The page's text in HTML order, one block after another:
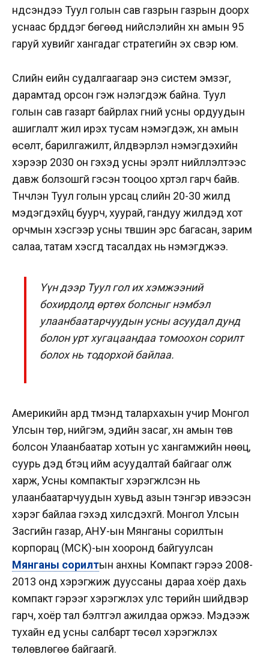
үндсэндээ Туул голын сав газрын газрын доорх
уснаас бүрддэг бөгөөд нийслэлийн хүн амын 95
гаруй хувийг хангадаг стратегийн эх үүсвэр юм.
Сүүлийн үеийн судалгаагаар энэ систем эмзэг,
дарамтад орсон гэж үнэлэгдэж байна. Туул
голын сав газарт байрлах гүний усны ордуудын
ашиглалт жил ирэх тусам нэмэгдэж, хүн амын
өсөлт, барилгажилт, үйлдвэрлэл нэмэгдэхийн
хэрээр 2030 он гэхэд усны эрэлт нийлүүлэлтээс
давж болзошгүй гэсэн тооцоо хүртэл гарч байв.
Түүнчлэн Туул голын урсац сүүлийн 20-30 жилд
мэдэгдэхүйц буурч, хуурай, гандуу жилүүдэд хот
орчмын хэсгээр усны түвшин эрс багасан, зарим
салаа, татам хэсгүүд тасалдах нь нэмэгджээ.
Үүн дээр Туул гол их хэмжээний
бохирдолд өртөх болсныг нэмбэл
улаанбаатарчуудын усны асуудал дунд
болон урт хугацаандаа томоохон сорилт
болох нь тодорхой байлаа.
Америкийн ард түмэнд талархахын учир Монгол
Улсын төр, нийгэм, эдийн засаг, хүн амын төв
болсон Улаанбаатар хотын ус хангамжийн нөөц,
суурь дэд бүтэц ийм асуудалтай байгааг олж
харж, Усны компактыг хэрэгжүүлсэн нь
улаанбаатарчуудын хувьд азын тэнгэр ивээсэн
хэрэг байлаа гэхэд хилсдэхгүй. Монгол Улсын
Засгийн газар, АНУ-ын Мянганы сорилтын
корпорац (МСК)-ын хооронд байгуулсан
Мянганы сорилтын анхны Компакт гэрээ 2008-
2013 онд хэрэгжиж дууссаны дараа хоёр дахь
компакт гэрээг хэрэгжүүлэх улс төрийн шийдвэр
гарч, хоёр тал бэлтгэл ажилдаа оржээ. Мэдээж
тухайн үед усны салбарт төсөл хэрэгжүүлэх
төлөвлөгөө байгаагүй.